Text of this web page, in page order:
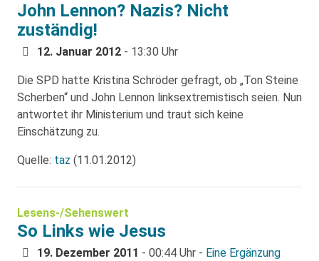
John Lennon? Nazis? Nicht
zuständig!
12. Januar 2012 - 13:30 Uhr
Die SPD hatte Kristina Schröder gefragt, ob „Ton Steine
Scherben“ und John Lennon linksextremistisch seien. Nun
antwortet ihr Ministerium und traut sich keine
Einschätzung zu.
Quelle: taz (11.01.2012)
Lesens-/Sehenswert
So Links wie Jesus
19. Dezember 2011 - 00:44 Uhr - Eine Ergänzung